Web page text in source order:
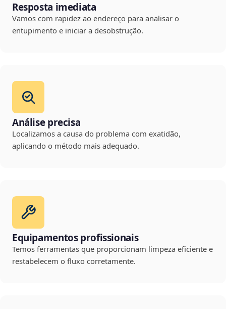
Resposta imediata
Vamos com rapidez ao endereço para analisar o
entupimento e iniciar a desobstrução.
Análise precisa
Localizamos a causa do problema com exatidão,
aplicando o método mais adequado.
Equipamentos profissionais
Temos ferramentas que proporcionam limpeza eficiente e
restabelecem o fluxo corretamente.